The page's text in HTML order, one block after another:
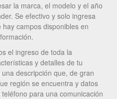
la marca, el modelo y el año
Se efectivo y solo ingresa
campos disponibles en
el ingreso de toda la
y detalles de tu
descripción que, de gran
región se encuentra y datos
para una comunicación